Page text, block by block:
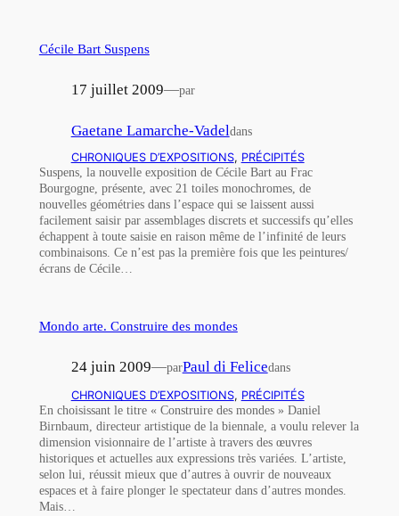
Cécile Bart Suspens
17 juillet 2009—par
Gaetane Lamarche-Vadeldans
CHRONIQUES D’EXPOSITIONS, PRÉCIPITÉS
Suspens, la nouvelle exposition de Cécile Bart au Frac
Bourgogne, présente, avec 21 toiles monochromes, de
nouvelles géométries dans l’espace qui se laissent aussi
facilement saisir par assemblages discrets et successifs qu’elles
échappent à toute saisie en raison même de l’infinité de leurs
combinaisons. Ce n’est pas la première fois que les peintures/
écrans de Cécile…
Mondo arte. Construire des mondes
24 juin 2009—parPaul di Felicedans
CHRONIQUES D’EXPOSITIONS, PRÉCIPITÉS
En choisissant le titre « Construire des mondes » Daniel
Birnbaum, directeur artistique de la biennale, a voulu relever la
dimension visionnaire de l’artiste à travers des œuvres
historiques et actuelles aux expressions très variées. L’artiste,
selon lui, réussit mieux que d’autres à ouvrir de nouveaux
espaces et à faire plonger le spectateur dans d’autres mondes.
Mais…